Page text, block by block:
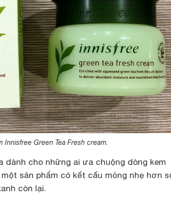
Innisfree Green Tea Fresh cream.
cho những ai ưa chuộng dòng kem
sản phẩm có kết cấu mỏng nhẹ hơn
còn lại.